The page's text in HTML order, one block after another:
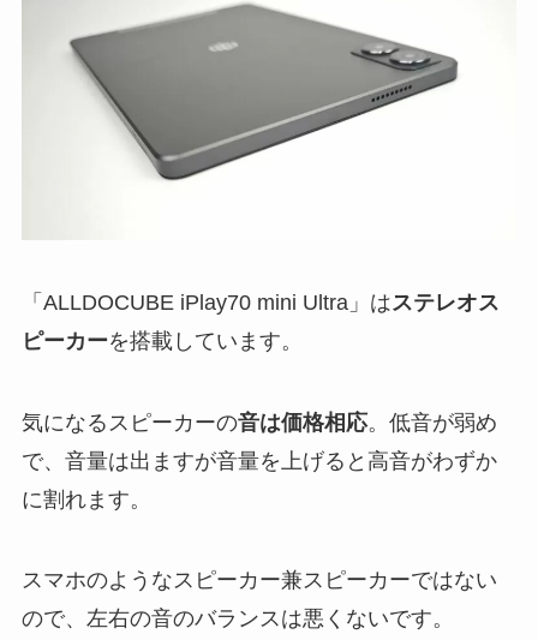
「ALLDOCUBE iPlay70 mini Ultra」はステレオス
ピーカーを搭載しています。
気になるスピーカーの音は価格相応。低音が弱め
で、音量は出ますが音量を上げると高音がわずか
に割れます。
スマホのようなスピーカー兼スピーカーではない
ので、左右の音のバランスは悪くないです。